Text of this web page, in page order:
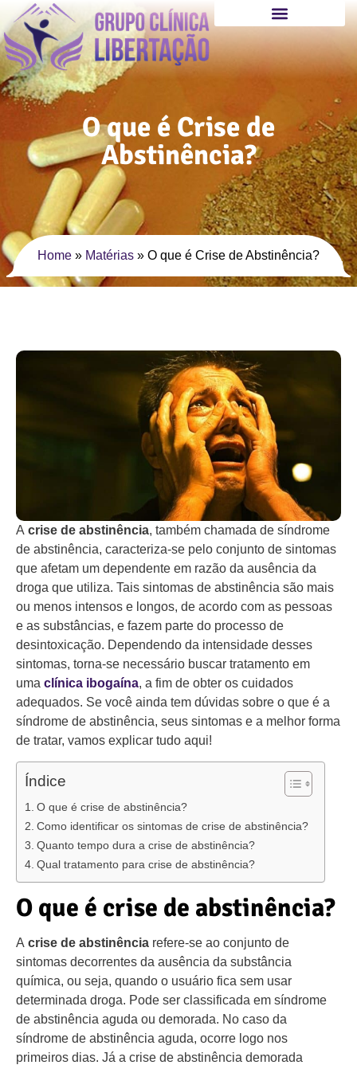
O que é Crise de
Abstinência?
Home » Matérias » O que é Crise de Abstinência?
A crise de abstinência, também chamada de síndrome
de abstinência, caracteriza-se pelo conjunto de sintomas
que afetam um dependente em razão da ausência da
droga que utiliza. Tais sintomas de abstinência são mais
ou menos intensos e longos, de acordo com as pessoas
e as substâncias, e fazem parte do processo de
desintoxicação. Dependendo da intensidade desses
sintomas, torna-se necessário buscar tratamento em
uma clínica ibogaína, a fim de obter os cuidados
adequados. Se você ainda tem dúvidas sobre o que é a
síndrome de abstinência, seus sintomas e a melhor forma
de tratar, vamos explicar tudo aqui!
Índice
O que é crise de abstinência?
Como identificar os sintomas de crise de abstinência?
Quanto tempo dura a crise de abstinência?
Qual tratamento para crise de abstinência?
O que é crise de abstinência?
A crise de abstinência refere-se ao conjunto de
sintomas decorrentes da ausência da substância
química, ou seja, quando o usuário fica sem usar
determinada droga. Pode ser classificada em síndrome
de abstinência aguda ou demorada. No caso da
síndrome de abstinência aguda, ocorre logo nos
primeiros dias. Já a crise de abstinência demorada